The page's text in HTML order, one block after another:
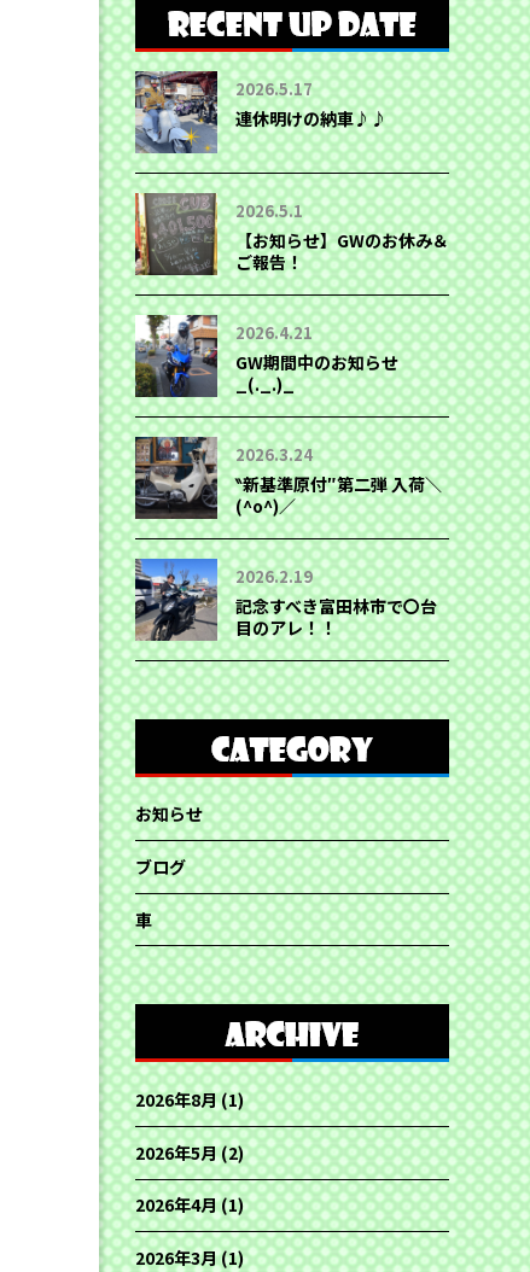
2026.5.17
連休明けの納車♪♪
2026.5.1
【お知らせ】GWのお休み＆
ご報告！
2026.4.21
GW期間中のお知らせ
_(._.)_
2026.3.24
‶新基準原付″第二弾 入荷＼
(^o^)／
2026.2.19
記念すべき富田林市で〇台
目のアレ！！
お知らせ
ブログ
車
2026年8月(1)
2026年5月(2)
2026年4月(1)
2026年3月(1)